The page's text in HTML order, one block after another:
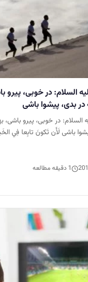
السلام: در خوبى، پيرو
بدى، پيشوا باشى
السلام: در خوبى، پيرو باشى،
باشى لَأَن تَكونَ تابِعا فِي
1 دقیقه مطالعه